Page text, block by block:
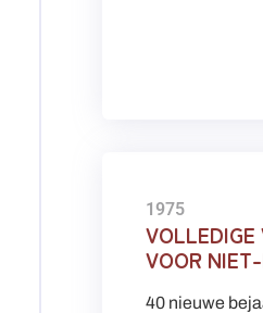
1975
VOLLEDIGE
VOOR
40 nieuwe